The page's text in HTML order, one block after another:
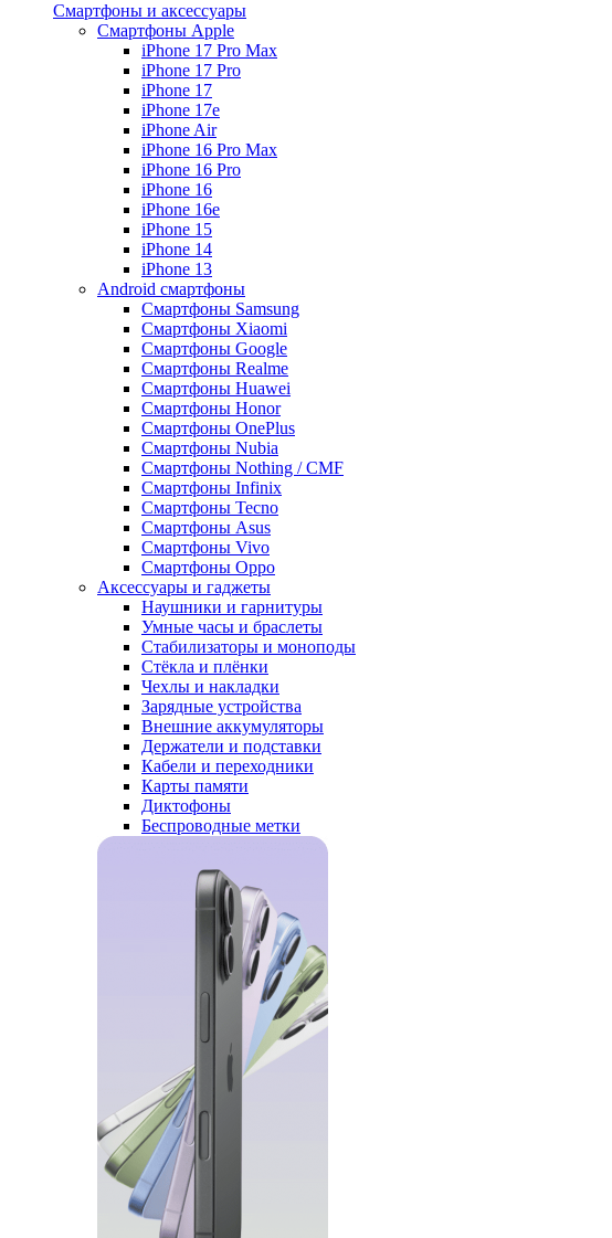
Смартфоны и аксессуары
Смартфоны Apple
iPhone 17 Pro Max
iPhone 17 Pro
iPhone 17
iPhone 17e
iPhone Air
iPhone 16 Pro Max
iPhone 16 Pro
iPhone 16
iPhone 16e
iPhone 15
iPhone 14
iPhone 13
Android cмартфоны
Смартфоны Samsung
Смартфоны Xiaomi
Смартфоны Google
Смартфоны Realme
Смартфоны Huawei
Смартфоны Honor
Смартфоны OnePlus
Смартфоны Nubia
Смартфоны Nothing / CMF
Смартфоны Infinix
Смартфоны Tecno
Смартфоны Asus
Смартфоны Vivo
Смартфоны Oppo
Аксессуары и гаджеты
Наушники и гарнитуры
Умные часы и браслеты
Стабилизаторы и моноподы
Стёкла и плёнки
Чехлы и накладки
Зарядные устройства
Внешние аккумуляторы
Держатели и подставки
Кабели и переходники
Карты памяти
Диктофоны
Беспроводные метки